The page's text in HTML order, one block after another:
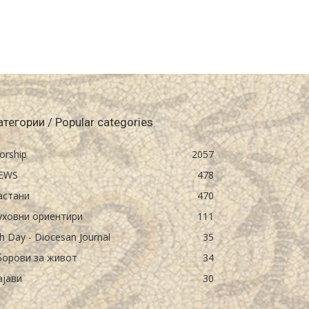
/ Popular categories
2057
478
470
ориентири
111
Day - Diocesan Journal
35
за живот
34
30